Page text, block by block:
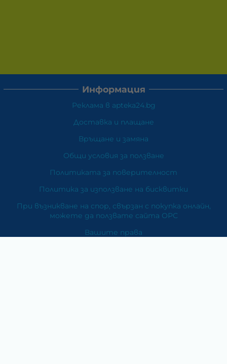
Информация
Реклама в apteka24.bg
Доставка и плащане
Връщане и замяна
Общи условия за ползване
Политиката за поверителност
Политика за използване на бисквитки
При възникване на спор, свързан с покупка онлайн,
можете да ползвате сайта ОРС
Вашите права